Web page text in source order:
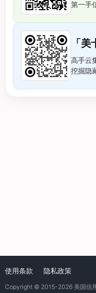
第一手
「
高手云
挖掘隐
使用条款 隐私政策
Copyright © 2015-2026 美国信